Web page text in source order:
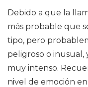
Debido a que la
más probable que
tipo, pero
peligroso o inusual,
muy intenso.
nivel de emoción